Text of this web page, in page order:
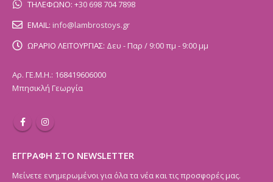
ΤΗΛΕΦΩΝΟ: +30 698 704 7898
EMAIL: info@lambrostoys.gr
ΩΡΑΡΙΟ ΛΕΙΤΟΥΡΓΙΑΣ: Δευ - Παρ / 9:00 πμ - 9:00 μμ
Αρ. ΓΕ.Μ.Η.: 168419606000
Μπησικλή Γεωργία
ΕΓΓΡΑΦΗ ΣΤΟ NEWSLETTER
Μείνετε ενημερωμένοι για όλα τα νέα και τις προσφορές μας.